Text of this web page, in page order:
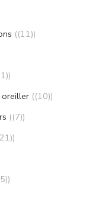
(11)
oreiller (10)
(7)